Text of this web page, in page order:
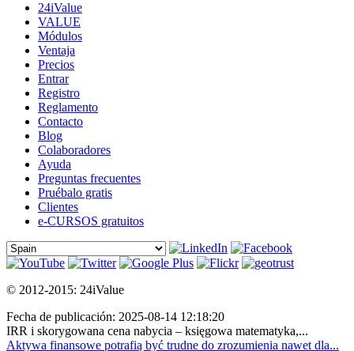
24iValue
VALUE
Módulos
Ventaja
Precios
Entrar
Registro
Reglamento
Contacto
Blog
Colaboradores
Ayuda
Preguntas frecuentes
Pruébalo gratis
Clientes
e-CURSOS gratuitos
© 2012-2015: 24iValue
Fecha de publicación: 2025-08-14 12:18:20
IRR i skorygowana cena nabycia – księgowa matematyka,...
Aktywa finansowe potrafią być trudne do zrozumienia nawet dla...